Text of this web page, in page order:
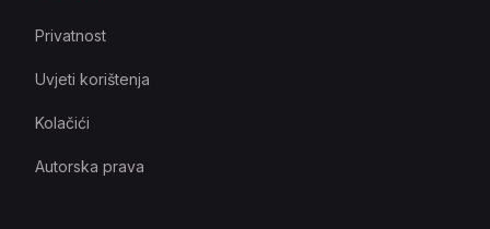
Privatnost
Uvjeti korištenja
Kolačići
Autorska prava